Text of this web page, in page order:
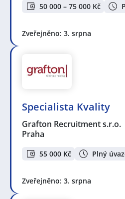
50 000 – 75 000 Kč
Zveřejněno: 3. srpna
Specialista Kvality
Grafton Recruitment s.r.o.
Praha
55 000 Kč Plný
Zveřejněno: 3. srpna